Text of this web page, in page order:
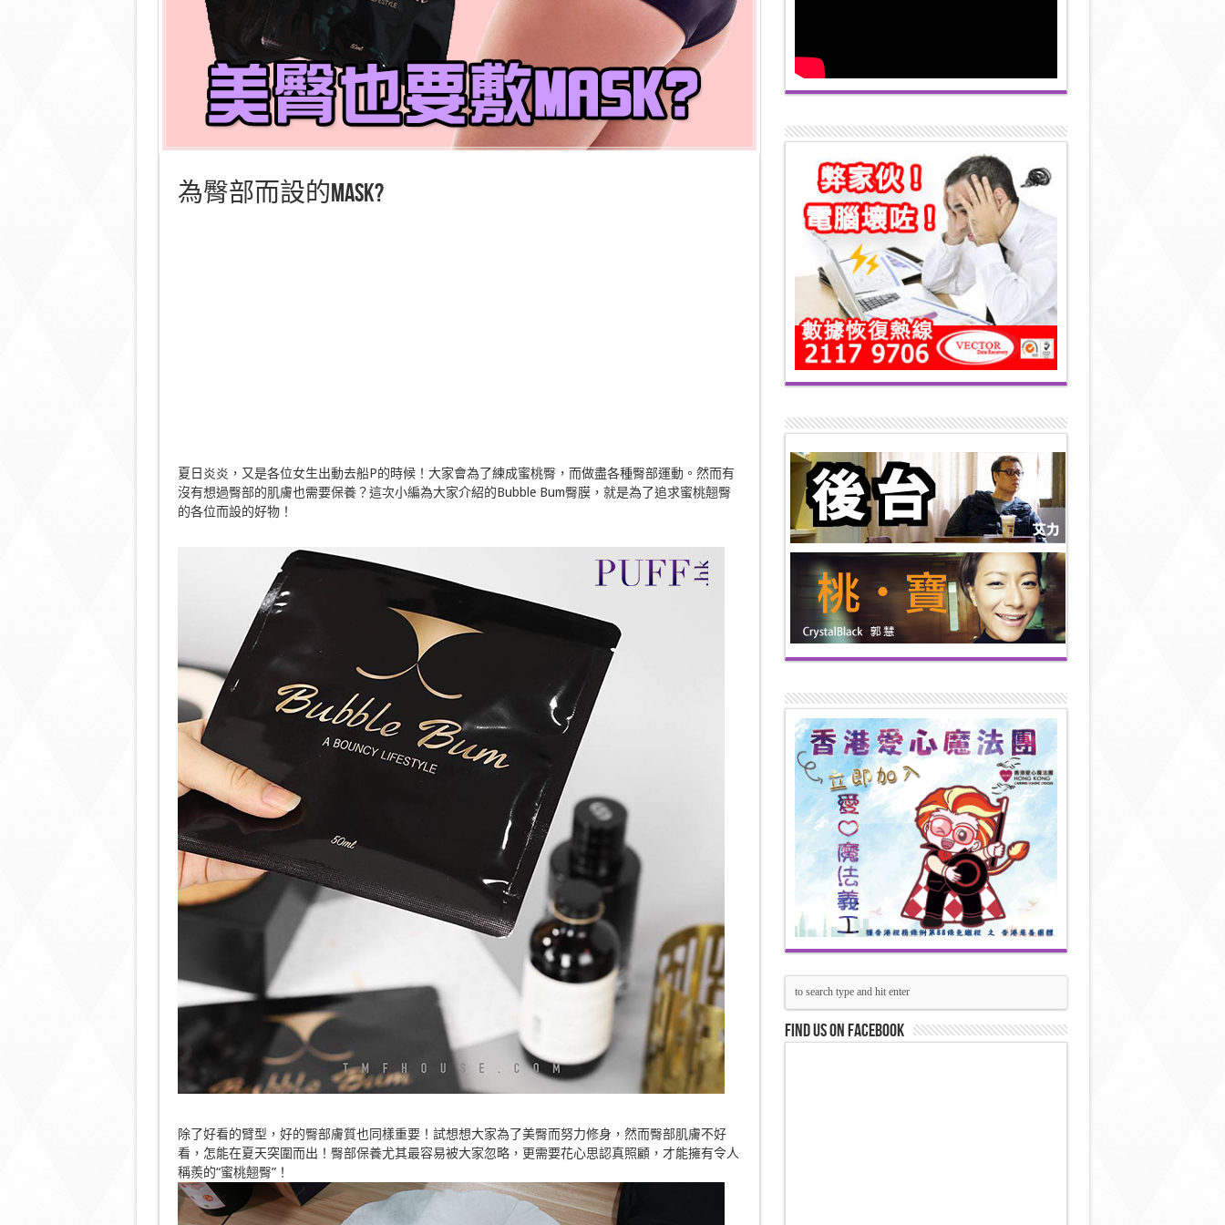
為臀部而設的mask?
夏日炎炎，又是各位女生出動去船P的時候！大家會為了練成蜜桃臀，而做盡各種臀部運動。然而有
沒有想過臀部的肌膚也需要保養？這次小編為大家介紹的Bubble Bum臀膜，就是為了追求蜜桃翹臀
的各位而設的好物！
除了好看的臂型，好的臀部膚質也同樣重要！試想想大家為了美臀而努力修身，然而臀部肌膚不好
看，怎能在夏天突圍而出！臀部保養尤其最容易被大家忽略，更需要花心思認真照顧，才能擁有令人
稱羨的“蜜桃翹臀”！
Find us on Facebook